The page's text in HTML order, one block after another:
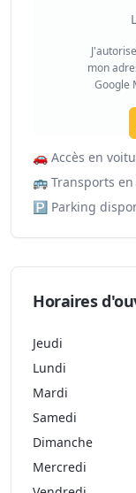
mon
Google
🚗 Accès en
🚌 Transports
🅿️ Parking
Horaires
Jeudi
Lundi
Mardi
Samedi
Dimanche
Mercredi